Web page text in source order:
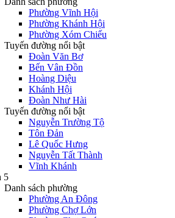
Phường Vĩnh Hội
Phường Khánh Hội
Phường Xóm Chiếu
Tuyến đường nổi bật
Đoàn Văn Bơ
Bến Vân Đồn
Hoàng Diệu
Khánh Hội
Đoàn Như Hài
Tuyến đường nổi bật
Nguyễn Trường Tộ
Tôn Đản
Lê Quốc Hưng
Nguyễn Tất Thành
Vĩnh Khánh
5
Danh sách phường
Phường An Đông
Phường Chợ Lớn